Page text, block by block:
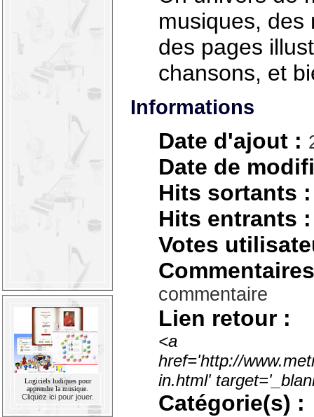
Logiciels ludiques pour
apprendre la musique.
Cliquez ici pour jouer.
musiques, des
des pages
chansons, et
Informations
Date d'ajout :
Date de
Hits sortants :
Hits entrants :
Votes
commentaire
Lien retour :
<a
href='http://
in.html'
Catégorie(s) :